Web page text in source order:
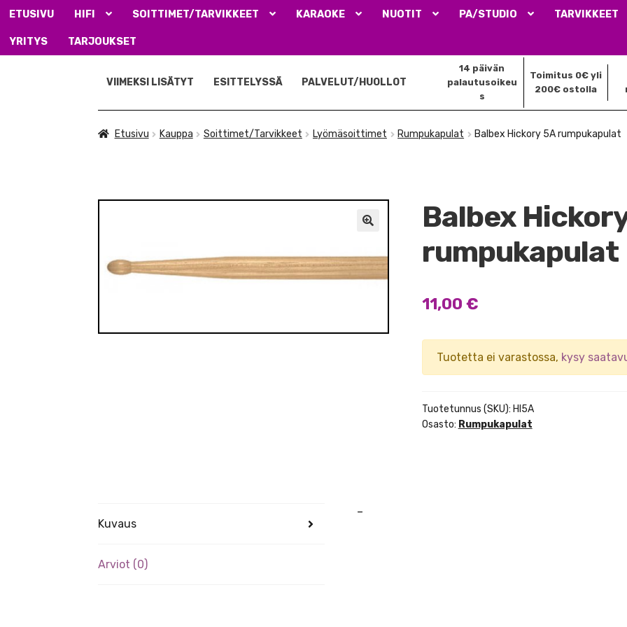
ETUSIVU HIFI SOITTIMET/TARVIKKEET KARAOKE NUOTIT PA/STUDIO TARVIKKEET
YRITYS TARJOUKSET
navigointiin
sisältöön
14 päivän
palautusoikeu
s
Toimitus 0€ yli
200€ ostolla
VIIMEKSI LISÄTYT ESITTELYSSÄ PALVELUT/HUOLLOT
Etusivu Kauppa Soittimet/Tarvikkeet Lyömäsoittimet Rumpukapulat Balbex Hickory 5A rumpukapulat
Balbex
rumpukapulat
11,00 €
Tuotetta ei varastossa, kysy
Tuotetunnus (SKU): HI5A
Osasto: Rumpukapulat
Kuvaus
Arviot (0)
–